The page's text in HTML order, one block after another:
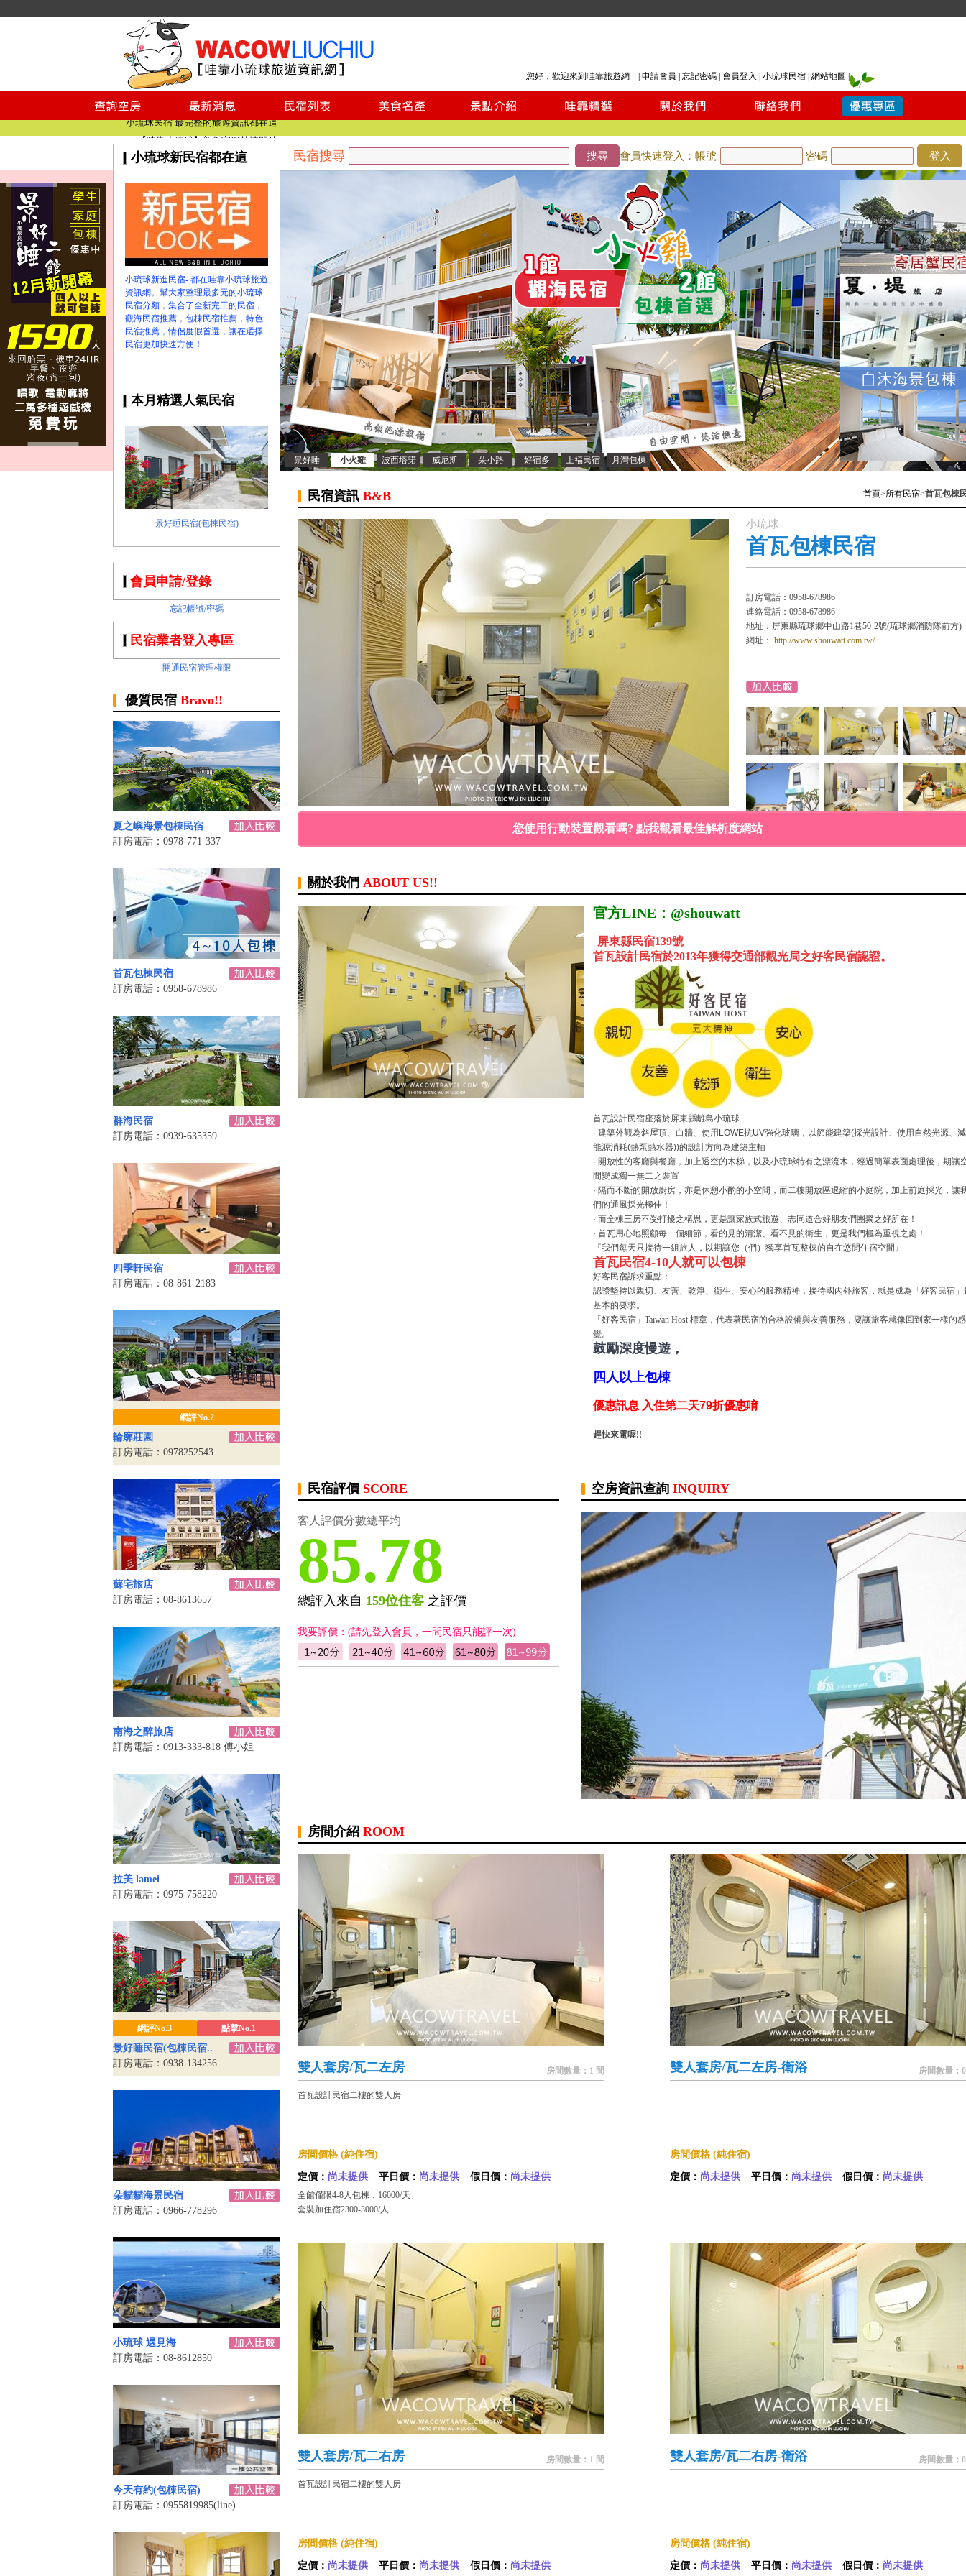
您好，歡迎來到哇靠旅遊網 | 申請會員 忘記密碼 會員登入 小琉球民宿 網站地圖
小琉球民宿空房
小琉球民宿
小琉球民宿推薦
【小琉球民宿特約】東港停車場!!看這邊
小琉球民宿 最完整的旅遊資訊都在這
【哇靠小琉球】新版官網熱情開站
【哇靠小琉球粉絲團】即時動態!!
小琉球民宿空房
小琉球民宿
小琉球民宿推薦
【小琉球民宿特約】東港停車場!!看這邊
小琉球民宿 最完整的旅遊資訊都在這
【哇靠小琉球】新版官網熱情開站
【哇靠小琉球粉絲團】即時動態!!
小琉球新民宿都在這
小琉球新進民宿- 都在哇靠小琉球旅遊
資訊網。幫大家整理最多元的小琉球
民宿分類，集合了全新完工的民宿，
觀海民宿推薦，包棟民宿推薦，特色
民宿推薦，情侶度假首選，讓在選擇
民宿更加快速方便！
本月精選人氣民宿
景好睡民宿(包棟民宿)
景好睡 小火雞 波西塔諾 威尼斯 朵小路 好宿多 上福民宿 月灣包棟
民宿搜尋 搜尋 會員快速登入：帳號 密碼 登入
會員申請/登錄
忘記帳號/密碼
民宿業者登入專區
開通民宿管理權限
優質民宿 Bravo!!
夏之嶼海景包棟民宿
訂房電話：0978-771-337
首瓦包棟民宿
訂房電話：0958-678986
群海民宿
訂房電話：0939-635359
四季軒民宿
訂房電話：08-861-2183
網評No.2
輪廓莊園
訂房電話：0978252543
蘇宅旅店
訂房電話：08-8613657
南海之醉旅店
訂房電話：0913-333-818 傅小姐
拉美 lamei
訂房電話：0975-758220
網評No.3 點擊No.1
景好睡民宿(包棟民宿..
訂房電話：0938-134256
朵貓貓海景民宿
訂房電話：0966-778296
小琉球 遇見海
訂房電話：08-8612850
今天有約(包棟民宿)
訂房電話：0955819985(line)
民宿資訊 B&B 首頁>所有民宿>首瓦包棟
小琉球
首瓦包棟民宿
訂房電話：0958-678986
連絡電話：0958-678986
地址：屏東縣琉球鄉中山路1巷50-2號(琉球鄉消防隊前方)
網址： http://www.shouwatt.com.tw/
您使用行動裝置觀看嗎? 點我觀看最佳解析度網站
關於我們 ABOUT US!!
官方LINE：@shouwatt
屏東縣民宿139號
首瓦設計民宿於2013年獲得交通部觀光局之好客民宿認證。
首瓦設計民宿座落於屏東縣離島小琉球
· 建築外觀為斜屋頂、白牆、使用LOWE抗UV強化玻璃，以節能建築(採光設計、使用自然光源、
能源消耗(熱泵熱水器))的設計方向為建築主軸
· 開放性的客廳與餐廳，加上透空的木梯，以及小琉球特有之漂流木，經過簡單表面處理後，期讓
間變成獨一無二之裝置
· 隔而不斷的開放廚房，亦是休憩小酌的小空間，而二樓開放區退縮的小庭院，加上前庭採光，讓
們的通風採光極佳！
· 而全棟三房不受打擾之構思，更是讓家族式旅遊、志同道合好朋友們團聚之好所在！
· 首瓦用心地照顧每一個細節，看的見的清潔、看不見的衛生，更是我們極為重視之處！
『我們每天只接待一組旅人，以期讓您（們）獨享首瓦整棟的自在悠閒住宿空間』
首瓦民宿4-10人就可以包棟
好客民宿訴求重點：
認證堅持以親切、友善、乾淨、衛生、安心的服務精神，接待國內外旅客，就是成為「好客民宿」
基本的要求。
「好客民宿」Taiwan Host 標章，代表著民宿的合格設備與友善服務，要讓旅客就像回到家一樣的感
覺。
鼓勵深度慢遊，
四人以上包棟
優惠訊息 入住第二天79折優惠唷
趕快來電喔!!
民宿評價 SCORE
客人評價分數總平均
85.78
總評入來自 159位住客 之評價
我要評價：(請先登入會員，一間民宿只能評一次)
空房資訊查詢 INQUIRY
房間介紹 ROOM
雙人套房/瓦二左房 房間數量：1 間
首瓦設計民宿二樓的雙人房
房間價格 (純住宿)
定價： 尚未提供 平日價： 尚未提供 假日價： 尚未提供
全館僅限4-8人包棟，16000/天
套裝加住宿2300-3000/人
雙人套房/瓦二左房-衛浴 房間數量：
房間價格 (純住宿)
定價： 尚未提供 平日價： 尚未提供 假日價： 尚未提供
雙人套房/瓦二右房 房間數量：1 間
首瓦設計民宿二樓的雙人房
房間價格 (純住宿)
定價： 尚未提供 平日價： 尚未提供 假日價： 尚未提供
雙人套房/瓦二右房-衛浴 房間數量：
房間價格 (純住宿)
定價： 尚未提供 平日價： 尚未提供 假日價： 尚未提供